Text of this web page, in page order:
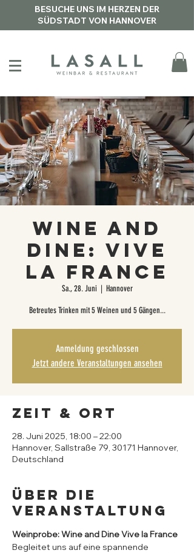
BESUCHE UNS IM HERZEN DER
SÜDSTADT VON HANNOVER
Wine and
Dine: Vive
la France
Sa., 28. Juni
  |
Hannover
Betreutes Trinken mit 5 Weinen und 5 Gängen...
Anmeldung geschlossen
Jetzt andere Veranstaltungen ansehen
Zeit & Ort
28. Juni 2025, 18:00 – 22:00
Hannover, Sallstraße 79, 30171 Hannover,
Deutschland
Über die
Veranstaltung
Weinprobe: Wine and Dine Vive la France
Begleitet uns auf eine spannende